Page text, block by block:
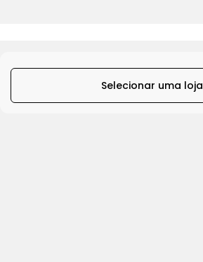
Selecionar uma loja